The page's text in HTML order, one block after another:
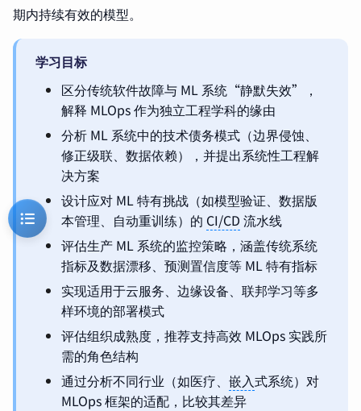
期内持续有效的模型。
学习目标
区分传统软件故障与 ML 系统“静默失效”，
解释 MLOps 作为独立工程学科的缘由
分析 ML 系统中的技术债务模式（边界侵蚀、
修正级联、数据依赖），并提出系统性工程解
决方案
设计应对 ML 特有挑战（如模型验证、数据版
本管理、自动重训练）的 CI/CD 流水线
评估生产 ML 系统的监控策略，涵盖传统系统
指标及数据漂移、预测置信度等 ML 特有指标
实现适用于云服务、边缘设备、联邦学习等多
样环境的部署模式
评估组织成熟度，推荐支持高效 MLOps 实践所
需的角色结构
通过分析不同行业（如医疗、 嵌入式系统）对
MLOps 框架的适配，比较其差异